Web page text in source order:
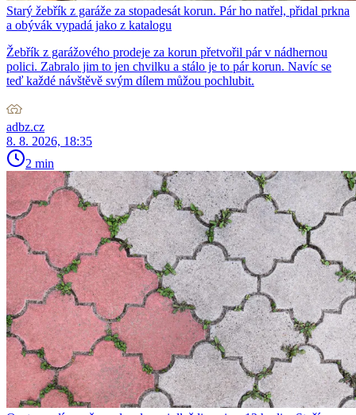
Starý žebřík z garáže za stopadesát korun. Pár ho natřel, přidal prkna
a obývák vypadá jako z katalogu
Žebřík z garážového prodeje za korun přetvořil pár v nádhernou
polici. Zabralo jim to jen chvilku a stálo je to pár korun. Navíc se
teď každé návštěvě svým dílem můžou pochlubit.
adbz.cz
8. 8. 2026, 18:35
2 min